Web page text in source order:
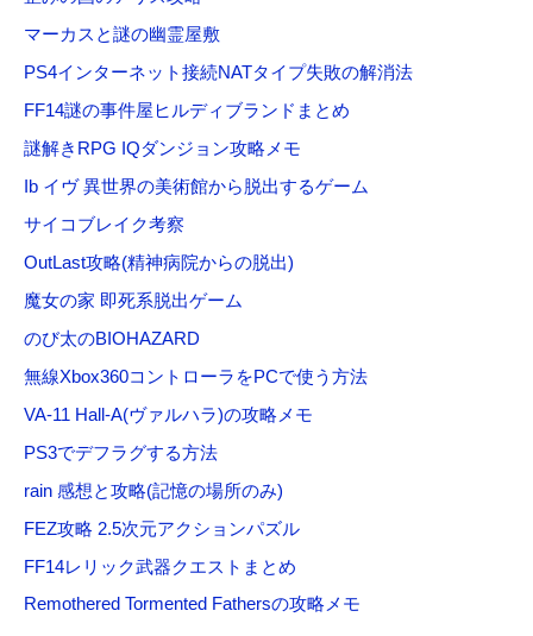
マーカスと謎の幽霊屋敷
PS4インターネット接続NATタイプ失敗の解消法
FF14謎の事件屋ヒルディブランドまとめ
謎解きRPG IQダンジョン攻略メモ
Ib イヴ 異世界の美術館から脱出するゲーム
サイコブレイク考察
OutLast攻略(精神病院からの脱出)
魔女の家 即死系脱出ゲーム
のび太のBIOHAZARD
無線Xbox360コントローラをPCで使う方法
VA-11 Hall-A(ヴァルハラ)の攻略メモ
PS3でデフラグする方法
rain 感想と攻略(記憶の場所のみ)
FEZ攻略 2.5次元アクションパズル
FF14レリック武器クエストまとめ
Remothered Tormented Fathersの攻略メモ